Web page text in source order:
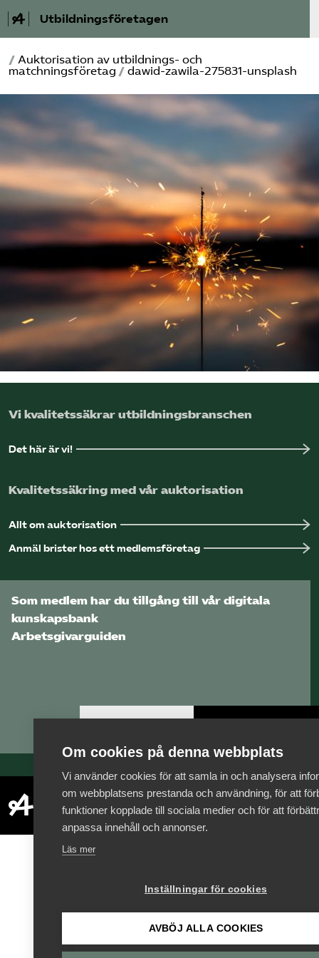
Utbildningsföretagen
Bli medlem
Om Utbildnings­företagen
Våra frågor
Bli medlem
Logga in på Arbetsgivarguiden
/ Auktorisation av utbildnings- och
matchningsföretag / dawid-zawila-275831-unsplash
Vi kvalitetssäkrar utbildningsbranschen
Det här är vi!
Kvalitetssäkring med vår auktorisation
Allt om auktorisation
Anmäl brister hos ett medlemsföretag
Som medlem har du tillgång till vår digitala
kunskapsbank
Arbetsgivarguiden
Om cookies på denna webbplats
Vi använder cookies för att samla in och analysera
om webbplatsens prestanda och användning, för att
funktioner kopplade till sociala medier och för att
anpassa innehåll och annonser.
Läs mer
Inställningar för cookies
AVBÖJ ALLA COOKIES